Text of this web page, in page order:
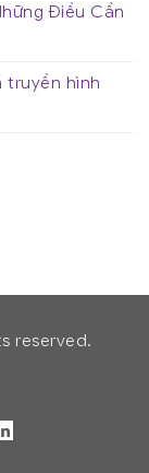
Điều Cần
truyền hình
reserved.